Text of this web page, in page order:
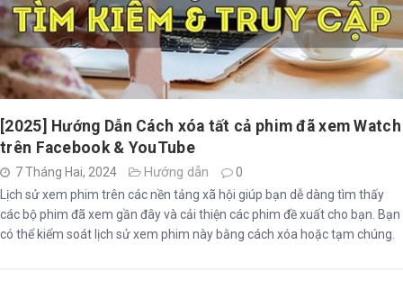
[2025] Hướng Dẫn Cách xóa tất cả phim đã xem Watch
trên Facebook & YouTube
7 Tháng Hai, 2024 Hướng dẫn
0
Lịch sử xem phim trên các nền tảng xã hội giúp bạn dễ dàng tìm thấy
các bộ phim đã xem gần đây và cải thiện các phim đề xuất cho bạn. Bạn
có thể kiểm soát lịch sử xem phim này bằng cách xóa hoặc tạm chúng.